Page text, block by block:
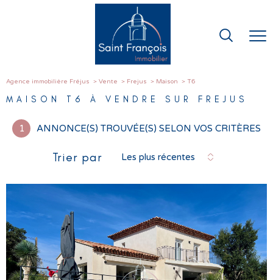
Agence immobilière Fréjus Vente Frejus Maison T6
MAISON T6 À VENDRE SUR FREJUS
1 ANNONCE(S) TROUVÉE(S) SELON VOS CRITÈRES
Trier par Les plus récentes
VOIR LE